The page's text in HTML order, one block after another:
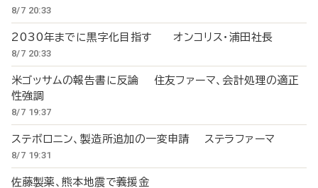
8/7 20:33
2030年までに黒字化目指す オンコリス・浦田社長
8/7 20:33
米ゴッサムの報告書に反論 住友ファーマ、会計処理の適正
性強調
8/7 19:37
ステボロニン、製造所追加の一変申請 ステラファーマ
8/7 19:31
佐藤製薬、熊本地震で義援金